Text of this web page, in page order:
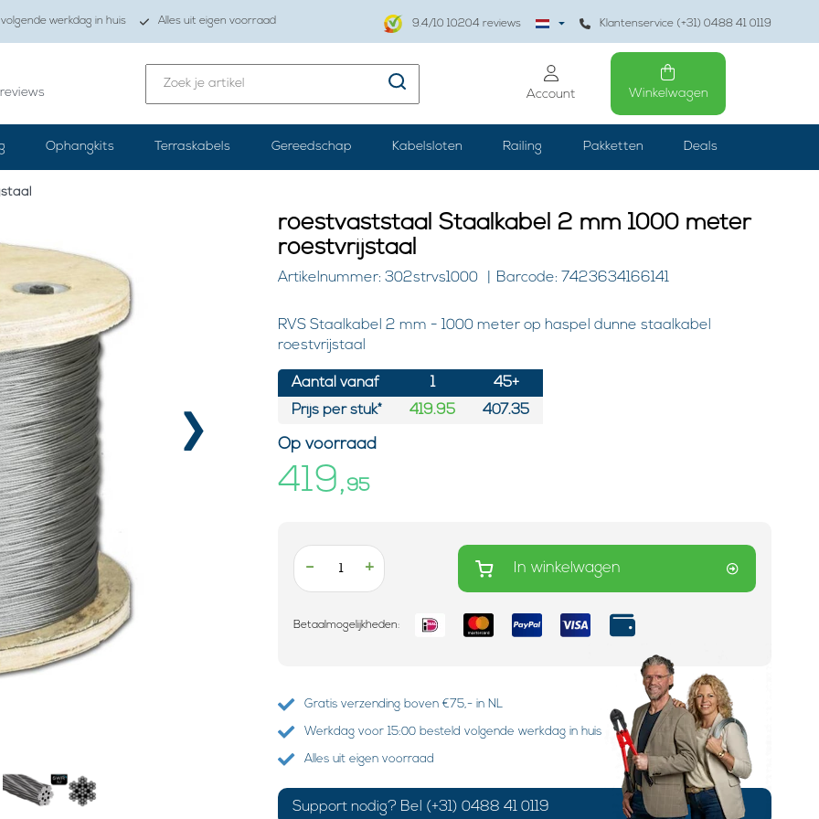
werkdag in huis Alles uit eigen voorraad 9.4/10 10204 reviews Klantenservice (+31) 0488 41 0119
Account Winkelwagen
Ophangkits Terraskabels Gereedschap Kabelsloten Railing Pakketten Deals
›
roestvaststaal Staalkabel 2 mm 1000 meter
roestvrijstaal
Artikelnummer: 302strvs1000 Barcode: 7423634166141
RVS Staalkabel 2 mm - 1000 meter op haspel dunne staalkabel
roestvrijstaal
Aantal vanaf
Prijs per stuk*
1
419.95
45+
407.35
Op voorraad
419,95
- + In winkelwagen
Betaalmogelijkheden:
Gratis verzending boven €75,- in NL
Werkdag voor 15:00 besteld volgende werkdag in huis
Alles uit eigen voorraad
Support nodig? Bel (+31) 0488 41 0119